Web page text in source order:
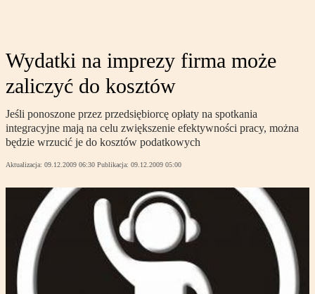
Wydatki na imprezy firma może
zaliczyć do kosztów
Jeśli ponoszone przez przedsiębiorcę opłaty na spotkania
integracyjne mają na celu zwiększenie efektywności pracy, można
będzie wrzucić je do kosztów podatkowych
Aktualizacja: 09.12.2009 06:30 Publikacja: 09.12.2009 05:00